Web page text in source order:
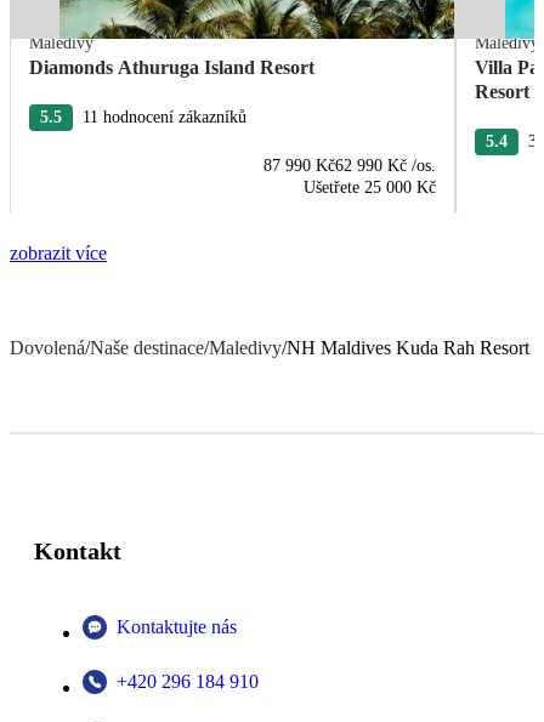
Maledivy
Diamonds Athuruga Island Resort
5.5 11 hodnocení zákazníků
87 990 Kč62 990 Kč /os.
Ušetřete 25 000 Kč
Maledivy
Villa
Resort
5.4
zobrazit více
Dovolená/Naše destinace/Maledivy/NH Maldives Kuda Rah Resort
Kontakt
Kontaktujte nás
+420 296 184 910